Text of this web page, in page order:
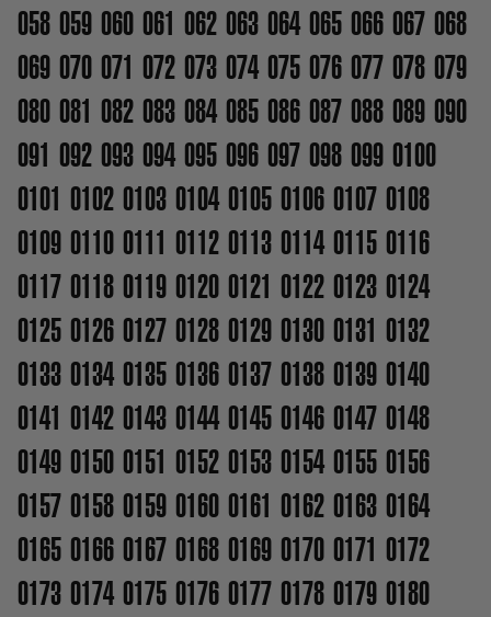
058 059 060 061 062 063 064 065 066 067 068
069 070 071 072 073 074 075 076 077 078 079
080 081 082 083 084 085 086 087 088 089 090
091 092 093 094 095 096 097 098 099 0100
0101 0102 0103 0104 0105 0106 0107 0108
0109 0110 0111 0112 0113 0114 0115 0116
0117 0118 0119 0120 0121 0122 0123 0124
0125 0126 0127 0128 0129 0130 0131 0132
0133 0134 0135 0136 0137 0138 0139 0140
0141 0142 0143 0144 0145 0146 0147 0148
0149 0150 0151 0152 0153 0154 0155 0156
0157 0158 0159 0160 0161 0162 0163 0164
0165 0166 0167 0168 0169 0170 0171 0172
0173 0174 0175 0176 0177 0178 0179 0180